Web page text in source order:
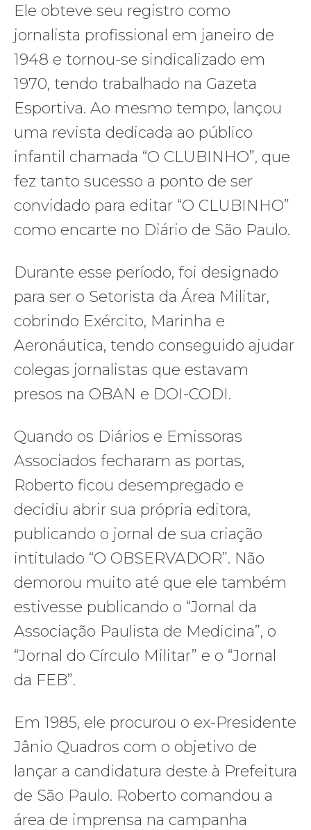
Ele obteve seu registro como
jornalista profissional em janeiro de
1948 e tornou-se sindicalizado em
1970, tendo trabalhado na Gazeta
Esportiva. Ao mesmo tempo, lançou
uma revista dedicada ao público
infantil chamada “O CLUBINHO”, que
fez tanto sucesso a ponto de ser
convidado para editar “O CLUBINHO”
como encarte no Diário de São Paulo.
Durante esse período, foi designado
para ser o Setorista da Área Militar,
cobrindo Exército, Marinha e
Aeronáutica, tendo conseguido ajudar
colegas jornalistas que estavam
presos na OBAN e DOI-CODI.
Quando os Diários e Emissoras
Associados fecharam as portas,
Roberto ficou desempregado e
decidiu abrir sua própria editora,
publicando o jornal de sua criação
intitulado “O OBSERVADOR”. Não
demorou muito até que ele também
estivesse publicando o “Jornal da
Associação Paulista de Medicina”, o
“Jornal do Círculo Militar” e o “Jornal
da FEB”.
Em 1985, ele procurou o ex-Presidente
Jânio Quadros com o objetivo de
lançar a candidatura deste à Prefeitura
de São Paulo. Roberto comandou a
área de imprensa na campanha